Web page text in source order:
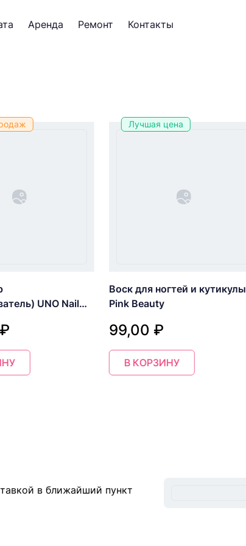
Аренда Ремонт Контакты
UNO Nail
Лучшая цена
Воск для ногтей и кутикулы
Pink Beauty
99,00 ₽
В КОРЗИНУ
в ближайший пункт